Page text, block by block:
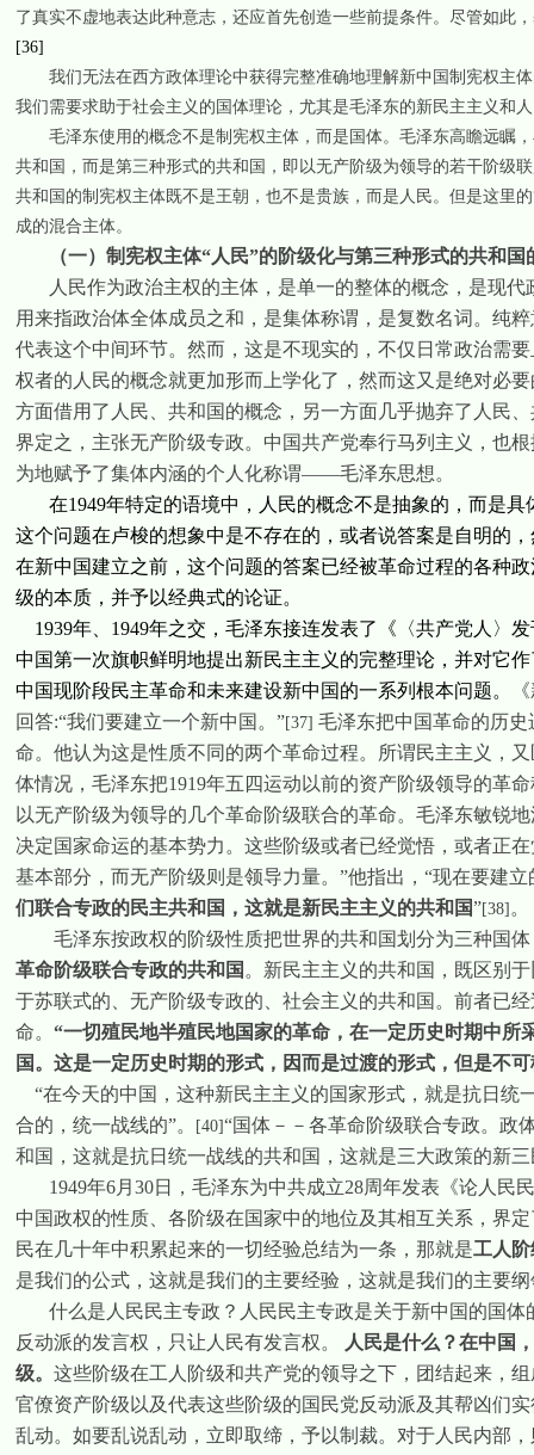
了真实不虚地表达此种意志，还应首先创造一些前提条件。尽管如此
[36]
我们无法在西方政体理论中获得完整准确地理解新中国制宪权主
我们需要求助于社会主义的国体理论，尤其是毛泽东的新民主主义和
毛泽东使用的概念不是制宪权主体，而是国体。毛泽东高瞻远瞩
共和国，而是第三种形式的共和国，即以无产阶级为领导的若干阶级
共和国的制宪权主体既不是王朝，也不是贵族，而是人民。但是这里
成的混合主体。
（一）制宪权主体“人民”的阶级化与第三种形式的共和国
人民作为政治主权的主体，是单一的整体的概念，是现
用来指政治体全体成员之和，是集体称谓，是复数名词。纯
代表这个中间环节。然而，这是不现实的，不仅日常政治需
权者的人民的概念就更加形而上学化了，然而这又是绝对必
方面借用了人民、共和国的概念，另一方面几乎抛弃了人民
界定之，主张无产阶级专政。中国共产党奉行马列主义，也
为地赋予了集体内涵的个人化称谓——毛泽东思想。
在1949年特定的语境中，人民的概念不是抽象的，而是
这个问题在卢梭的想象中是不存在的，或者说答案是自明的
在新中国建立之前，这个问题的答案已经被革命过程的各种
级的本质，并予以经典式的论证。
1939年、 1949年之交，毛泽东接连发表了《〈共产党人〉
中国第一次旗帜鲜明地提出新民主主义的完整理论，并对它
中国现阶段民主革命和未来建设新中国的一系列根本问题。
回答:“我们要建立一个新中国。 ”[37] 毛泽东把中国革命的历
命。他认为这是性质不同的两个革命过程。所谓民主主义，
体情况，毛泽东把1919年五四运动以前的资产阶级领导的革
以无产阶级为领导的几个革命阶级联合的革命。毛泽东敏锐
决定国家命运的基本势力。这些阶级或者已经觉悟，或者正
基本部分，而无产阶级则是领导力量。”他指出，“现在要建
们联合专政的民主共和国，这就是新民主主义的共和国”[38] 。
毛泽东按政权的阶级性质把世界的共和国划分为三种国体
革命阶级联合专政的共和国 。新民主主义的共和国，既区别
于苏联式的、无产阶级专政的、社会主义的共和国。前者已
命。 “一切殖民地半殖民地国家的革命，在一定历史时期中
国。这是一定历史时期的形式，因而是过渡的形式，但是不
“在今天的中国，这种新民主主义的国家形式，就是抗日
合的，统一战线的”。
[40]“国体－－各革命阶级联合专政。政
和国，这就是抗日统一战线的共和国，这就是三大政策的新
1949年6月 30日 ，毛泽东为中共成立28周年发表《论人民
中国政权的性质、各阶级在国家中的地位及其相互关系，界
民在几十年中积累起来的一切经验总结为一条，那就是工人
是我们的公式，这就是我们的主要经验，这就是我们的主要纲
什么是人民民主专政？人民民主专政是关于新中国的国
反动派的发言权，只让人民有发言权。
人民是什么？在中国
级。 这些阶级在工人阶级和共产党的领导之下，团结起来，
官僚资产阶级以及代表这些阶级的国民党反动派及其帮凶们
乱动。如要乱说乱动，立即取缔，予以制裁。对于人民内部